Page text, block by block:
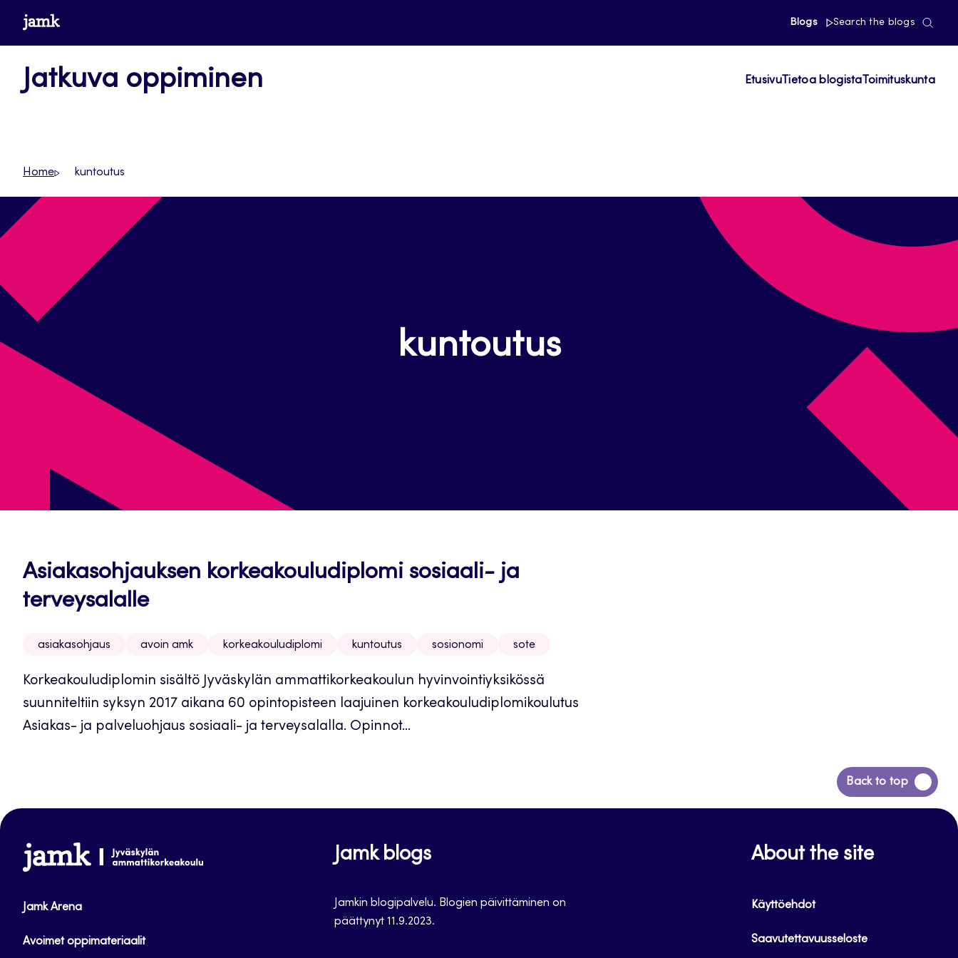
Siirrywww.jamk.fi Blogs Search the blogs
Jatkuva oppiminen Etusivu Tietoa blogista Toimituskunta
Home kuntoutus
kuntoutus
Asiakasohjauksen korkeakouludiplomi sosiaali- ja
terveysalalle
asiakasohjaus avoin amk korkeakouludiplomi kuntoutus sosionomi sote
Korkeakouludiplomin sisältö Jyväskylän ammattikorkeakoulun hyvinvointiyksikössä
suunniteltiin syksyn 2017 aikana 60 opintopisteen laajuinen korkeakouludiplomikoulutus
Asiakas- ja palveluohjaus sosiaali- ja terveysalalla. Opinnot...
Back to top
Siirry
takaisin
www.jamk.fi
Jamk Arena
Avoimet oppimateriaalit
Jamk blogs
Jamkin blogipalvelu. Blogien päivittäminen on
päättynyt 11.9.2023.
About the site
Käyttöehdot
Saavutettavuusseloste